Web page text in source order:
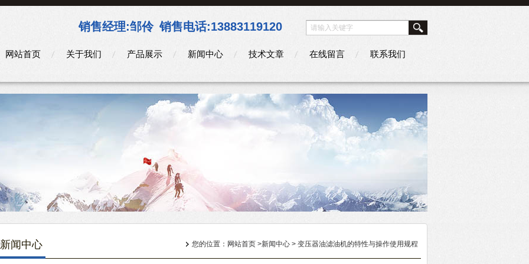
销售经理:邹伶 销售电话:13883119120
网站首页 关于我们 产品展示 新闻中心 技术文章 在线留言 联系我们
新闻中心 您的位置： 网站首页 >新闻中心 > 变压器油滤油机的特性与操作使用规程